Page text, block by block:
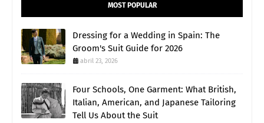
MOST POPULAR
Dressing for a Wedding in Spain: The
Groom's Suit Guide for 2026
abril 23, 2026
Four Schools, One Garment: What British,
Italian, American, and Japanese Tailoring
Tell Us About the Suit